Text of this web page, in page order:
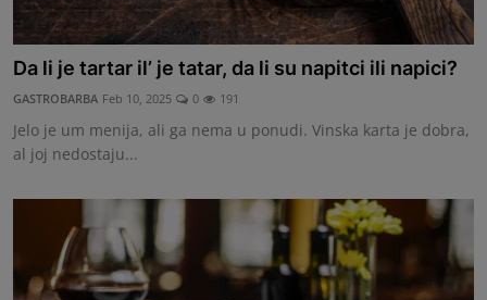
Da li je tartar il’ je tatar, da li su napitci ili napici?
GASTROBARBA Feb 10, 2025 0 191
Jelo je um menija, ali ga nema u ponudi. Vinska karta je dobra,
al joj nedostaju...